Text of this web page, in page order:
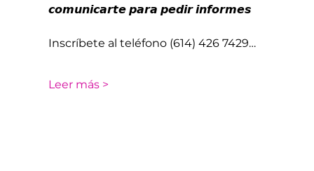
𝙘𝙤𝙢𝙪𝙣𝙞𝙘𝙖𝙧𝙩𝙚 𝙥𝙖𝙧𝙖 𝙥𝙚𝙙𝙞𝙧 𝙞𝙣𝙛𝙤𝙧𝙢𝙚𝙨
Inscríbete al teléfono (614) 426 7429…
Leer más >